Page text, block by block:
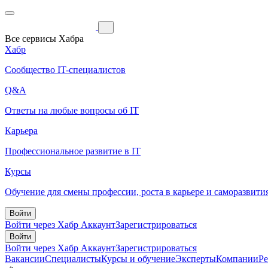
Все сервисы Хабра
Хабр
Сообщество IT-специалистов
Q&A
Ответы на любые вопросы об IT
Карьера
Профессиональное развитие в IT
Курсы
Обучение для смены профессии, роста в карьере и
Войти
Войти через Хабр АккаунтЗарегистрироваться
Войти
Войти через Хабр АккаунтЗарегистрироваться
ВакансииСпециалистыКурсы и обучениеЭкспертыКомпании